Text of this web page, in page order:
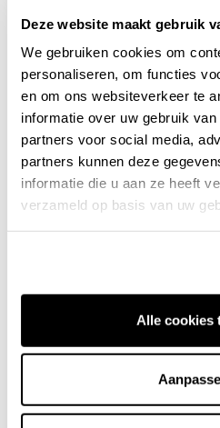
Deze website maakt gebruik
We gebruiken cookies om
personaliseren, om functies
en om ons websiteverkeer te
informatie over uw gebruik
partners voor social media,
partners kunnen deze
informatie die u aan ze heeft
verzameld op basis van uw
Alle cookies
1850 watt vermogen.
Werkt met koffiebonen of
wanneer het apparaat gereinigd
2 jaar garantie.
Automatisch,
professionele
Als je een snelle
kopen die geen kwaliteitskoffie
om een handmatige
Sage wilde de voordelen van
traditionele espressomachine.
koffiemachines met een
melkopschuimer, die